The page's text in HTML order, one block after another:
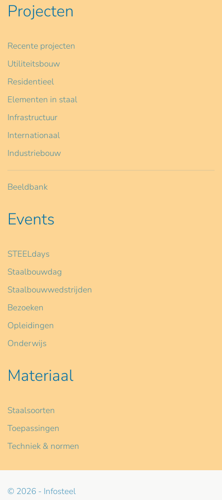
Projecten
Recente projecten
Utiliteitsbouw
Residentieel
Elementen in staal
Infrastructuur
Internationaal
Industriebouw
Beeldbank
Events
STEELdays
Staalbouwdag
Staalbouwwedstrijden
Bezoeken
Opleidingen
Onderwijs
Materiaal
Staalsoorten
Toepassingen
Techniek & normen
© 2026 - Infosteel